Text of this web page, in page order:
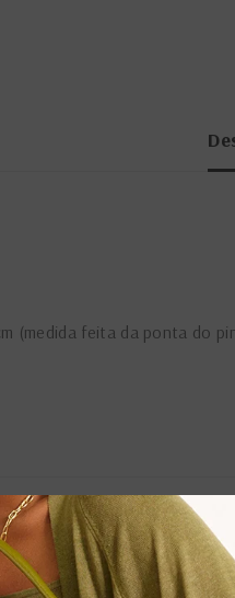
(medida feita da ponta do